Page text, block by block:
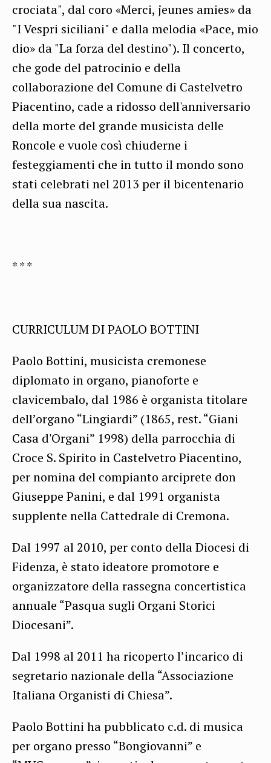
crociata", dal coro «Merci, jeunes amies» da
"I Vespri siciliani" e dalla melodia «Pace, mio
dio» da "La forza del destino"). Il concerto,
che gode del patrocinio e della
collaborazione del Comune di Castelvetro
Piacentino, cade a ridosso dell'anniversario
della morte del grande musicista delle
Roncole e vuole così chiuderne i
festeggiamenti che in tutto il mondo sono
stati celebrati nel 2013 per il bicentenario
della sua nascita.
* * *
CURRICULUM DI PAOLO BOTTINI
Paolo Bottini, musicista cremonese
diplomato in organo, pianoforte e
clavicembalo, dal 1986 è organista titolare
dell’organo “Lingiardi” (1865, rest. “Giani
Casa d'Organi” 1998) della parrocchia di
Croce S. Spirito in Castelvetro Piacentino,
per nomina del compianto arciprete don
Giuseppe Panini, e dal 1991 organista
supplente nella Cattedrale di Cremona.
Dal 1997 al 2010, per conto della Diocesi di
Fidenza, è stato ideatore promotore e
organizzatore della rassegna concertistica
annuale “Pasqua sugli Organi Storici
Diocesani”.
Dal 1998 al 2011 ha ricoperto l’incarico di
segretario nazionale della “Associazione
Italiana Organisti di Chiesa”.
Paolo Bottini ha pubblicato c.d. di musica
per organo presso “Bongiovanni” e